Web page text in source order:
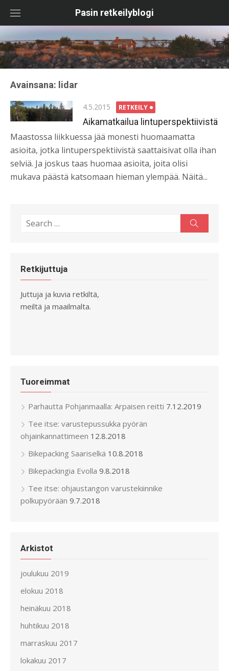
content
Pasin retkeilyblogi
Avainsana: lidar
Posted
on
4.5.2015 RETKEILY
Aikamatkailua lintuperspektiivistä
Maastossa liikkuessa jää monesti huomaamatta
asioita, jotka lintuperspektiivistä saattaisivat olla ihan
selviä. Ja joskus taas huomaa asioita, joita olisi
mukava päästä katsomaan hieman ylempää. Näitä...
Search
Retkijuttuja
Juttuja ja kuvia retkiltä,
meiltä ja maailmalta.
Tuoreimmat
Parhautta Pohjanmaalla: Arpaisen reitti 7.12.2019
Tee itse: varustepussukka pyörän
ohjainkannattimeen 12.8.2018
Bikepacking Saariselkä 10.8.2018
Bikepackingia Evolla 9.8.2018
Tee itse: ohjaustangon varustekiinnike
polkupyörään 9.7.2018
Arkistot
joulukuu 2019
elokuu 2018
heinäkuu 2018
huhtikuu 2018
marraskuu 2017
lokakuu 2017